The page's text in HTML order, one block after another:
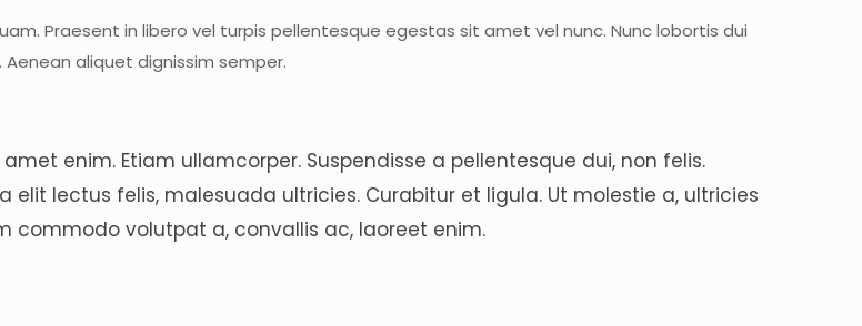
Praesent in libero vel turpis pellentesque egestas sit amet vel nunc. Nunc lobortis dui
aliquet dignissim semper.
enim. Etiam ullamcorper. Suspendisse a pellentesque dui, non felis.
elit lectus felis, malesuada ultricies. Curabitur et ligula. Ut molestie a, ultricies
commodo volutpat a, convallis ac, laoreet enim.